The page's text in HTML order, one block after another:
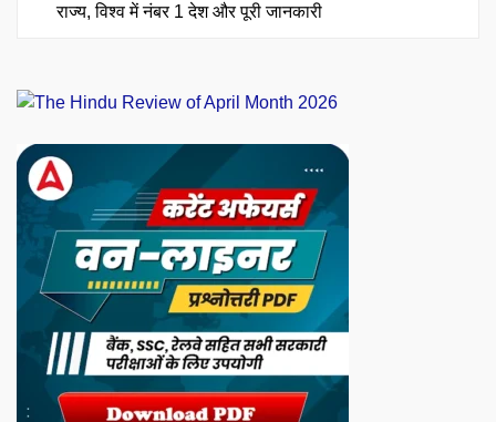
राज्य, विश्व में नंबर 1 देश और पूरी जानकारी